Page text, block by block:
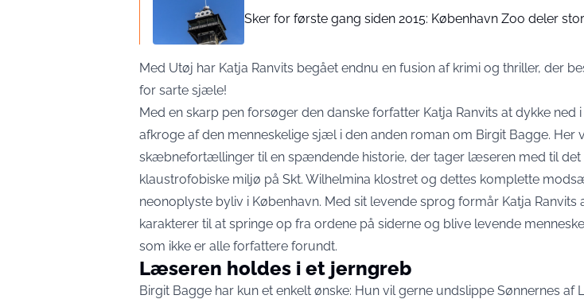
Sker for første gang siden 2015: København Zoo deler
Med Utøj har Katja Ranvits begået endnu en fusion af krimi og thriller, der
for sarte sjæle!
Med en skarp pen forsøger den danske forfatter Katja Ranvits at dykke ned
afkroge af den menneskelige sjæl i den anden roman om Birgit Bagge. Her
skæbnefortællinger til en spændende historie, der tager læseren med til det
klaustrofobiske miljø på Skt. Wilhelmina klostret og dettes komplette
neonoplyste byliv i København. Med sit levende sprog formår Katja Ranvits
karakterer til at springe op fra ordene på siderne og blive levende
som ikke er alle forfattere forundt.
Læseren holdes i et jerngreb
Birgit Bagge har kun et enkelt ønske: Hun vil gerne undslippe Sønnernes af